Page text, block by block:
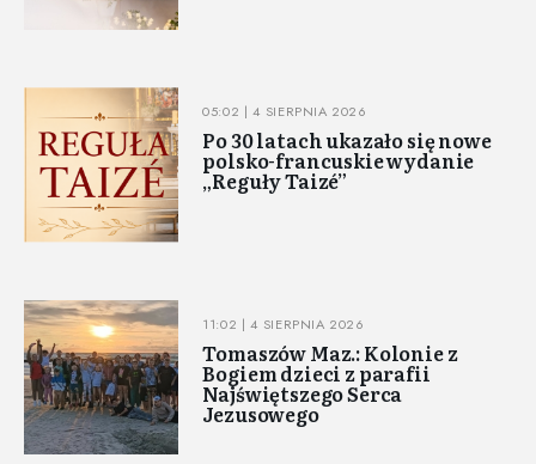
05:02 | 4 SIERPNIA 2026
Po 30 latach ukazało się nowe
polsko-francuskie wydanie
„Reguły Taizé”
11:02 | 4 SIERPNIA 2026
Tomaszów Maz.: Kolonie z
Bogiem dzieci z parafii
Najświętszego Serca
Jezusowego